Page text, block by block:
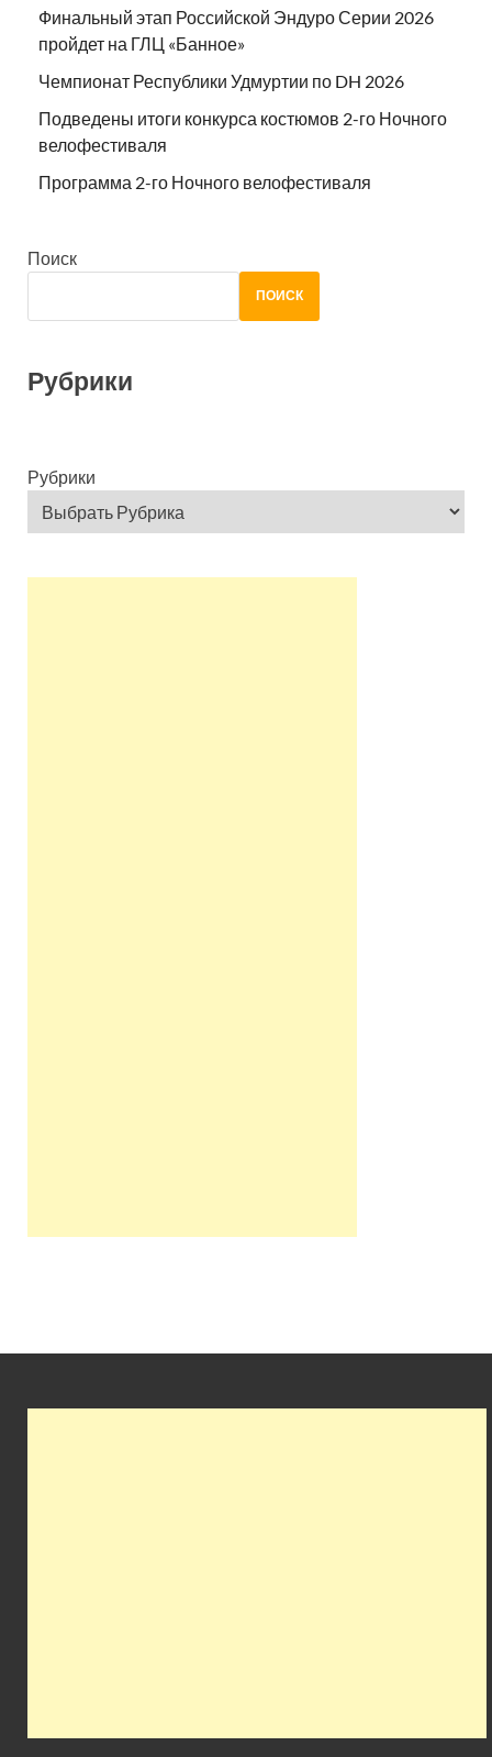
Финальный этап Российской Эндуро Серии 2026
пройдет на ГЛЦ «Банное»
Чемпионат Республики Удмуртии по DH 2026
Подведены итоги конкурса костюмов 2-го Ночного
велофестиваля
Программа 2-го Ночного велофестиваля
Поиск
ПОИСК
Рубрики
Рубрики